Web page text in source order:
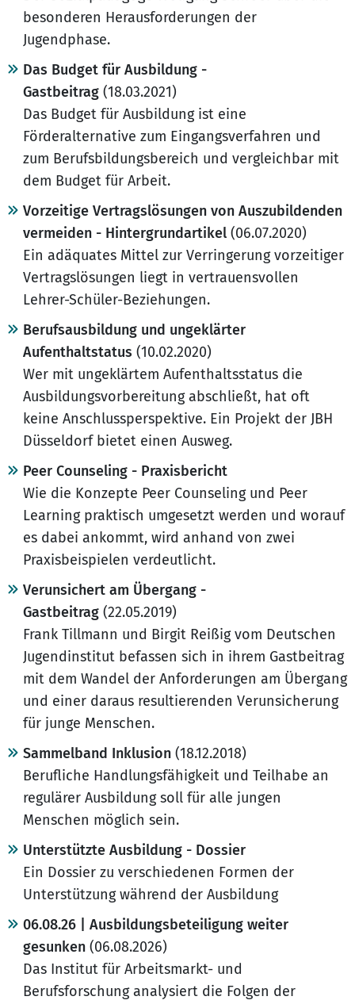
besonderen Herausforderungen der
Jugendphase.
Das Budget für Ausbildung -
Gastbeitrag (18.03.2021)
Das Budget für Ausbildung ist eine
Förderalternative zum Eingangsverfahren und
zum Berufsbildungsbereich und vergleichbar mit
dem Budget für Arbeit.
Vorzeitige Vertragslösungen von Auszubildenden
vermeiden - Hintergrundartikel (06.07.2020)
Ein adäquates Mittel zur Verringerung vorzeitiger
Vertragslösungen liegt in vertrauensvollen
Lehrer-Schüler-Beziehungen.
Berufsausbildung und ungeklärter
Aufenthaltstatus (10.02.2020)
Wer mit ungeklärtem Aufenthaltsstatus die
Ausbildungsvorbereitung abschließt, hat oft
keine Anschlussperspektive. Ein Projekt der JBH
Düsseldorf bietet einen Ausweg.
Peer Counseling - Praxisbericht
Wie die Konzepte Peer Counseling und Peer
Learning praktisch umgesetzt werden und worauf
es dabei ankommt, wird anhand von zwei
Praxisbeispielen verdeutlicht.
Verunsichert am Übergang -
Gastbeitrag (22.05.2019)
Frank Tillmann und Birgit Reißig vom Deutschen
Jugendinstitut befassen sich in ihrem Gastbeitrag
mit dem Wandel der Anforderungen am Übergang
und einer daraus resultierenden Verunsicherung
für junge Menschen.
Sammelband Inklusion (18.12.2018)
Berufliche Handlungsfähigkeit und Teilhabe an
regulärer Ausbildung soll für alle jungen
Menschen möglich sein.
Unterstützte Ausbildung - Dossier
Ein Dossier zu verschiedenen Formen der
Unterstützung während der Ausbildung
06.08.26 | Ausbildungsbeteiligung weiter
gesunken (06.08.2026)
Das Institut für Arbeitsmarkt- und
Berufsforschung analysiert die Folgen der